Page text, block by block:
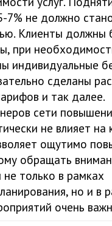
7% не должно
Клиенты должны
при
индивидуальные
сделаны
и так далее.
сети
не влияет на
ощутимо
обращать
не только в рамках
но и в
очень